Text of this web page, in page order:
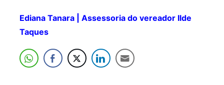
Ediana Tanara | Assessoria do vereador Ilde
Taques